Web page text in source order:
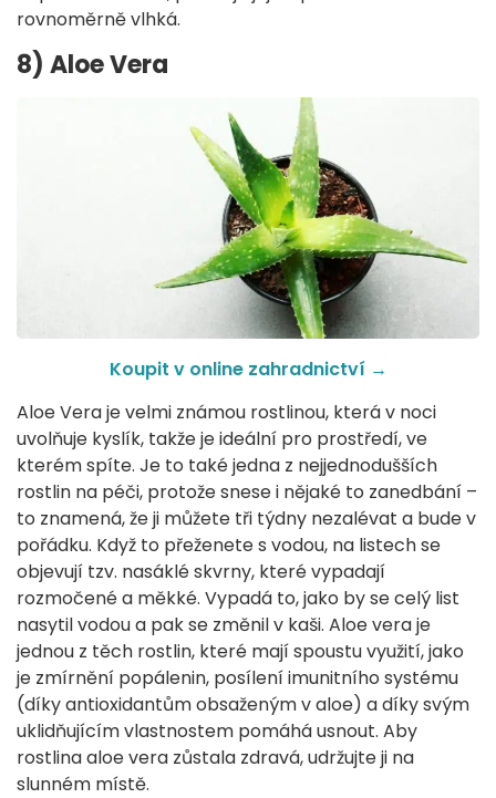
rovnoměrně vlhká.
8) Aloe Vera
Koupit v online zahradnictví →
Aloe Vera je velmi známou rostlinou, která v noci
uvolňuje kyslík, takže je ideální pro prostředí, ve
kterém spíte. Je to také jedna z nejjednodušších
rostlin na péči, protože snese i nějaké to zanedbání –
to znamená, že ji můžete tři týdny nezalévat a bude v
pořádku. Když to přeženete s vodou, na listech se
objevují tzv. nasáklé skvrny, které vypadají
rozmočené a měkké. Vypadá to, jako by se celý list
nasytil vodou a pak se změnil v kaši. Aloe vera je
jednou z těch rostlin, které mají spoustu využití, jako
je zmírnění popálenin, posílení imunitního systému
(díky antioxidantům obsaženým v aloe) a díky svým
uklidňujícím vlastnostem pomáhá usnout. Aby
rostlina aloe vera zůstala zdravá, udržujte ji na
slunném místě.